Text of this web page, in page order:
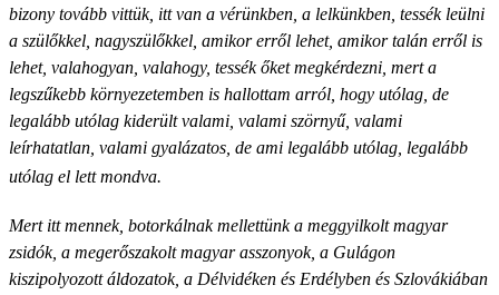
bizony tovább vittük, itt van a vérünkben, a lelkünkben, tessék leülni
a szülőkkel, nagyszülőkkel, amikor erről lehet, amikor talán erről is
lehet, valahogyan, valahogy, tessék őket megkérdezni, mert a
legszűkebb környezetemben is hallottam arról, hogy utólag, de
legalább utólag kiderült valami, valami szörnyű, valami
leírhatatlan, valami gyalázatos, de ami legalább utólag, legalább
utólag el lett mondva.
Mert itt mennek, botorkálnak mellettünk a meggyilkolt magyar
zsidók, a megerőszakolt magyar asszonyok, a Gulágon
kiszipolyozott áldozatok, a Délvidéken és Erdélyben és Szlovákiában